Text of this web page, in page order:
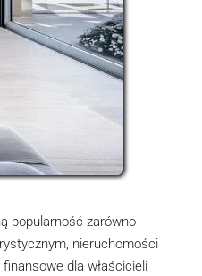
popularność zarówno
nieruchomości
dla właścicieli